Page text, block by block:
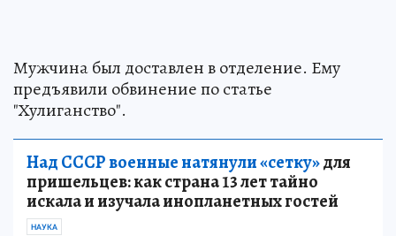
Мужчина был доставлен в отделение. Ему
предъявили обвинение по статье
"Хулиганство".
Над СССР военные натянули «сетку»для
пришельцев: как страна 13 лет тайно
искала и изучала инопланетных гостей
НАУКА